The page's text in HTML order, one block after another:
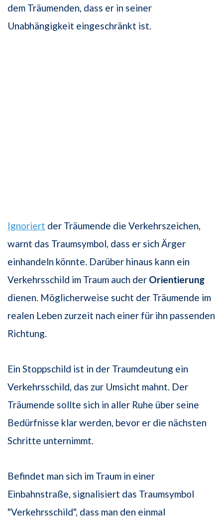
dem Träumenden, dass er in seiner
Unabhängigkeit eingeschränkt ist.
Ignoriert der Träumende die Verkehrszeichen,
warnt das Traumsymbol, dass er sich Ärger
einhandeln könnte. Darüber hinaus kann ein
Verkehrsschild im Traum auch der Orientierung
dienen. Möglicherweise sucht der Träumende im
realen Leben zurzeit nach einer für ihn passenden
Richtung.
Ein Stoppschild ist in der Traumdeutung ein
Verkehrsschild, das zur Umsicht mahnt. Der
Träumende sollte sich in aller Ruhe über seine
Bedürfnisse klar werden, bevor er die nächsten
Schritte unternimmt.
Befindet man sich im Traum in einer
Einbahnstraße, signalisiert das Traumsymbol
"Verkehrsschild", dass man den einmal